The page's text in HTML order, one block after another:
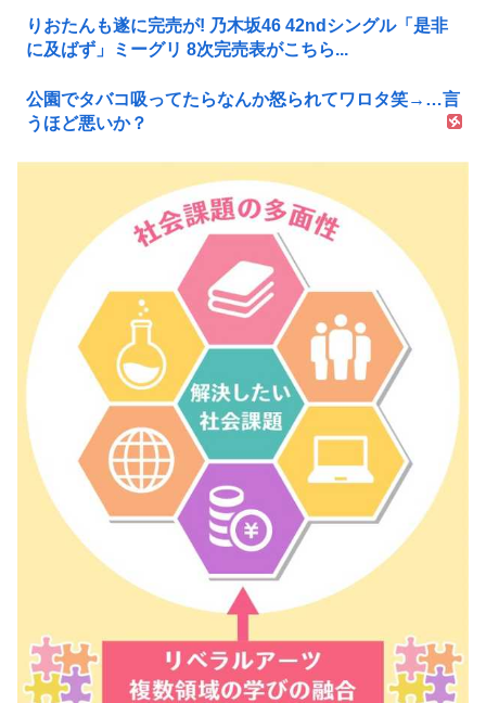
りおたんも遂に完売が! 乃木坂46 42ndシングル「是非
に及ばず」ミーグリ 8次完売表がこちら...
公園でタバコ吸ってたらなんか怒られてワロタ笑→…言
うほど悪いか？